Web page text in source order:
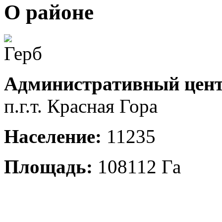
О районе
Административный
п.г.т. Красная Гора
Население: 11235
Площадь: 108112 Га